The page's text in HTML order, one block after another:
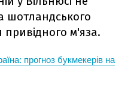
шотландського
м'яза.
прогноз букмекерів на